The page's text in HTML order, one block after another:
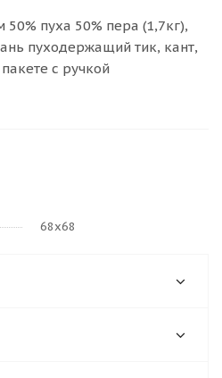
пуха 50% пера (1,7кг),
пуходержащий тик, кант,
с ручкой
68х68